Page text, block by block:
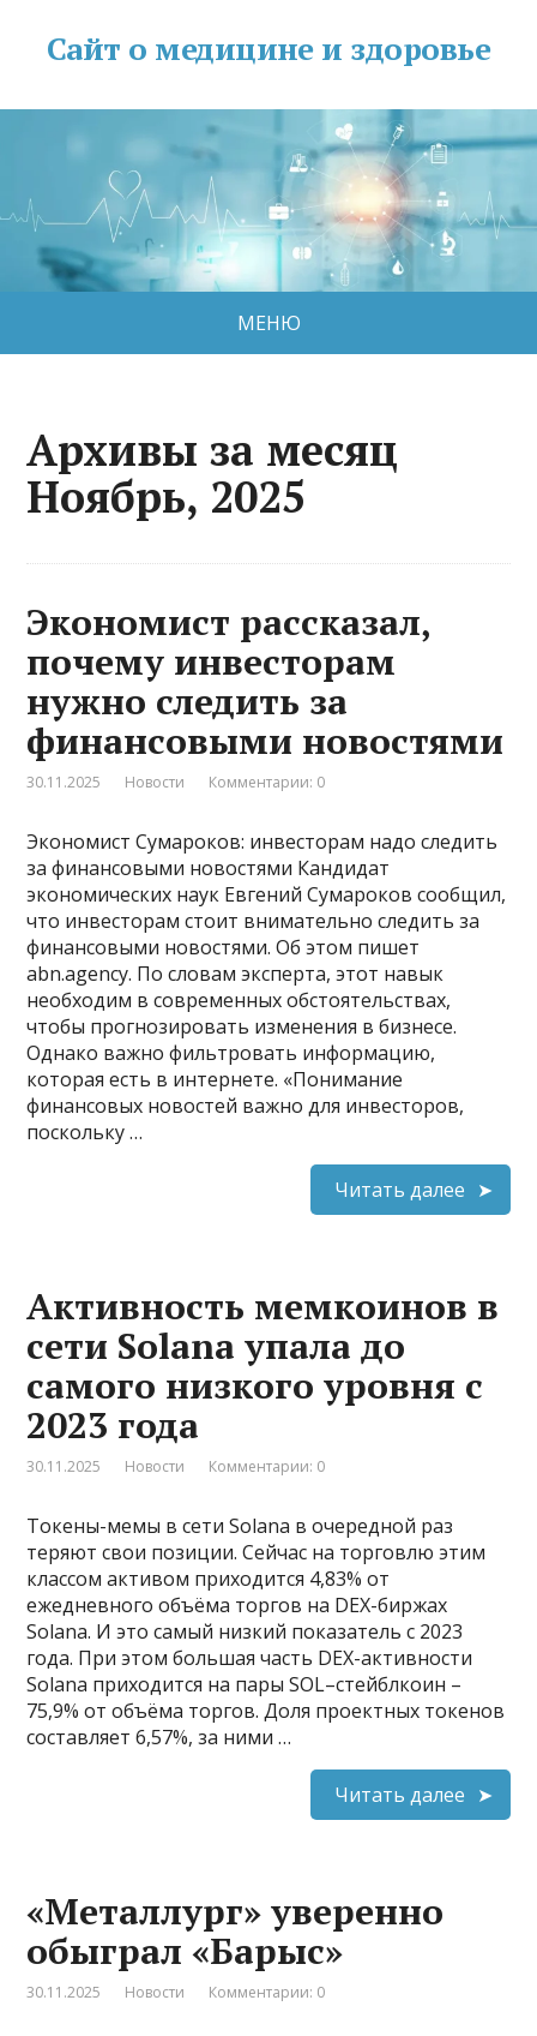
Сайт о медицине и здоровье
МЕНЮ
Архивы за месяц
Ноябрь, 2025
Экономист рассказал,
почему инвесторам
нужно следить за
финансовыми новостями
30.11.2025 Новости Комментарии: 0
Экономист Сумароков: инвесторам надо следить
за финансовыми новостями Кандидат
экономических наук Евгений Сумароков сообщил,
что инвесторам стоит внимательно следить за
финансовыми новостями. Об этом пишет
abn.agency. По словам эксперта, этот навык
необходим в современных обстоятельствах,
чтобы прогнозировать изменения в бизнесе.
Однако важно фильтровать информацию,
которая есть в интернете. «Понимание
финансовых новостей важно для инвесторов,
поскольку …
Читать далее
Активность мемкоинов в
сети Solana упала до
самого низкого уровня с
2023 года
30.11.2025 Новости Комментарии: 0
Токены-мемы в сети Solana в очередной раз
теряют свои позиции. Сейчас на торговлю этим
классом активом приходится 4,83% от
ежедневного объёма торгов на DEX-биржах
Solana. И это самый низкий показатель с 2023
года. При этом большая часть DEX-активности
Solana приходится на пары SOL–стейблкоин –
75,9% от объёма торгов. Доля проектных токенов
составляет 6,57%, за ними …
Читать далее
«Металлург» уверенно
обыграл «Барыс»
30.11.2025 Новости Комментарии: 0